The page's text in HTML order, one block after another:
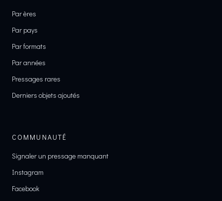
Par ères
Par pays
Par formats
Par années
Pressages rares
Derniers objets ajoutés
COMMUNAUTÉ
Signaler un pressage manquant
Instagram
Facebook